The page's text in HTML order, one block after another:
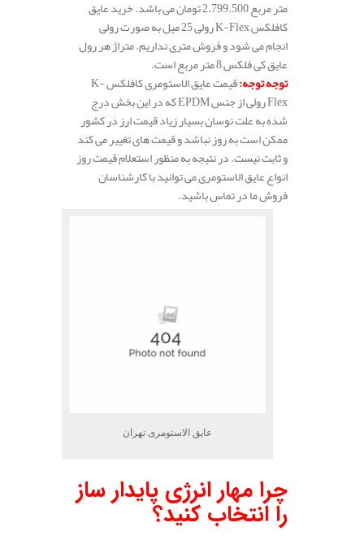
متر مربع 2.799.500 تومان می باشد. خرید عایق
کافلکس K-Flex رولی 25 میل به صورت رولی
انجام می شود و فروش متری نداریم. متراژ هر رول
عایق کی فلکس 8 متر مربع است.
توجه توجه:
قیمت عایق الاستومری کافلکس K-
Flex رولی از جنس EPDM که در این بخش درج
شده به علت نوسان بسیار زیاد قیمت ارز در کشور
ممکن است به روز نباشد و قیمت های تغییر می کند
و ثابت نیست. در نتیجه به منظور استعلام قیمت روز
انواع عایق الاستومری می توانید با کارشناسان
فروش ما در تماس باشید.
عایق الاستومری تهران
چرا مهار انرژی پایدار ساز
را انتخاب کنید؟